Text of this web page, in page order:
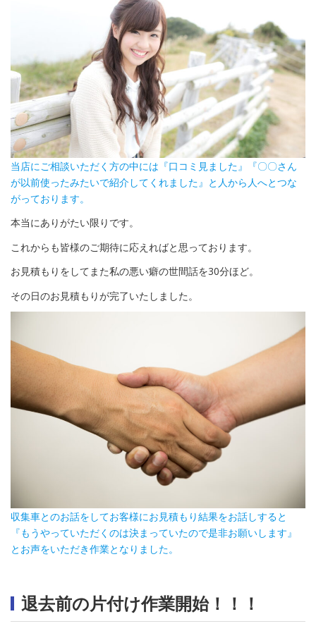
当店にご相談いただく方の中には『口コミ見ました』『〇〇さん
が以前使ったみたいで紹介してくれました』と人から人へとつな
がっております。
本当にありがたい限りです。
これからも皆様のご期待に応えればと思っております。
お見積もりをしてまた私の悪い癖の世間話を30分ほど。
その日のお見積もりが完了いたしました。
収集車とのお話をしてお客様にお見積もり結果をお話しすると
『もうやっていただくのは決まっていたので是非お願いします』
とお声をいただき作業となりました。
退去前の片付け作業開始！！！